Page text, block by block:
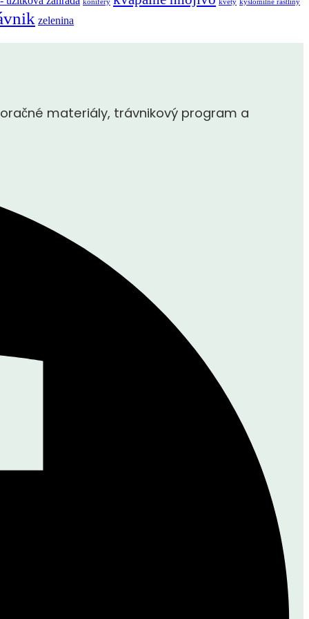
konifery kvety kyslomilné rastliny
zelenina
materiály, trávnikový program a